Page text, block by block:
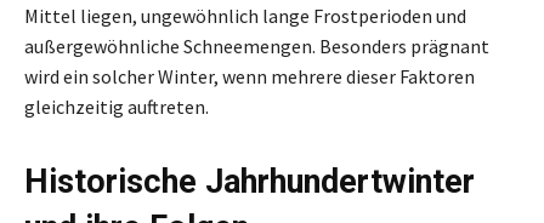
Mittel liegen, ungewöhnlich lange Frostperioden und
außergewöhnliche Schneemengen. Besonders prägnant
wird ein solcher Winter, wenn mehrere dieser Faktoren
gleichzeitig auftreten.
Historische Jahrhundertwinter